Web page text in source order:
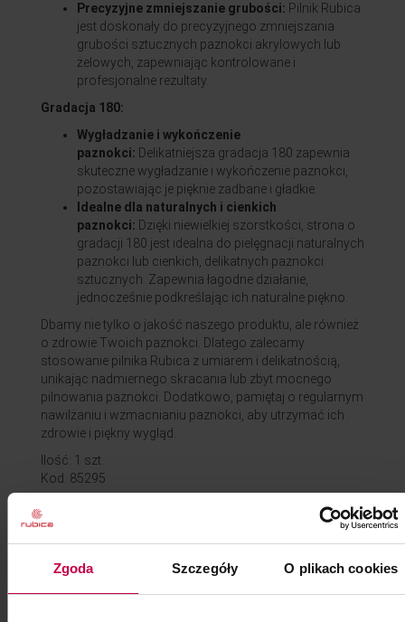
Zgoda Szczegóły O plikach cookies
Precyzyjne zmniejszanie grubości: Pilnik Rubica
jest doskonały do precyzyjnego zmniejszania
grubości sztucznych paznokci akrylowych lub
żelowych, zapewniając kontrolowane i
profesjonalne rezultaty.
Gradacja 180:
Wygładzanie i wykończenie
paznokci: Delikatniejsza gradacja 180 zapewnia
skuteczne wygładzanie i wykończenie paznokci,
pozostawiając je pięknie zadbane i gładkie.
Idealne dla naturalnych i cienkich
paznokci: Dzięki niewielkiej szorstkości, strona o
gradacji 180 jest idealna do pielęgnacji naturalnych
paznokci lub cienkich, delikatnych paznokci
sztucznych. Zapewnia łagodne działanie,
jednocześnie podkreślając ich naturalne piękno.
Dbamy nie tylko o jakość naszego produktu, ale również
o zdrowie Twoich paznokci. Dlatego zalecamy
stosowanie pilnika Rubica z umiarem i delikatnością,
unikając nadmiernego skracania lub zbyt mocnego
pilnowania paznokci. Dodatkowo, pamiętaj o regularnym
nawilżaniu i wzmacnianiu paznokci, aby utrzymać ich
zdrowie i piękny wygląd.
Ilość: 1 szt.
Kod: 85295